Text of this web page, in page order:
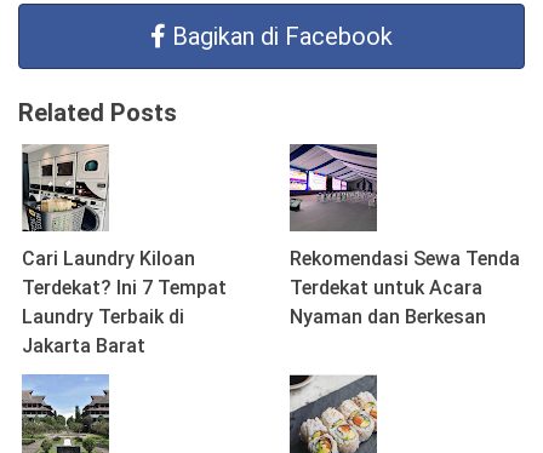
Bagikan di Facebook
Related Posts
Cari Laundry Kiloan
Terdekat? Ini 7 Tempat
Laundry Terbaik di
Jakarta Barat
Rekomendasi Sewa Tenda
Terdekat untuk Acara
Nyaman dan Berkesan